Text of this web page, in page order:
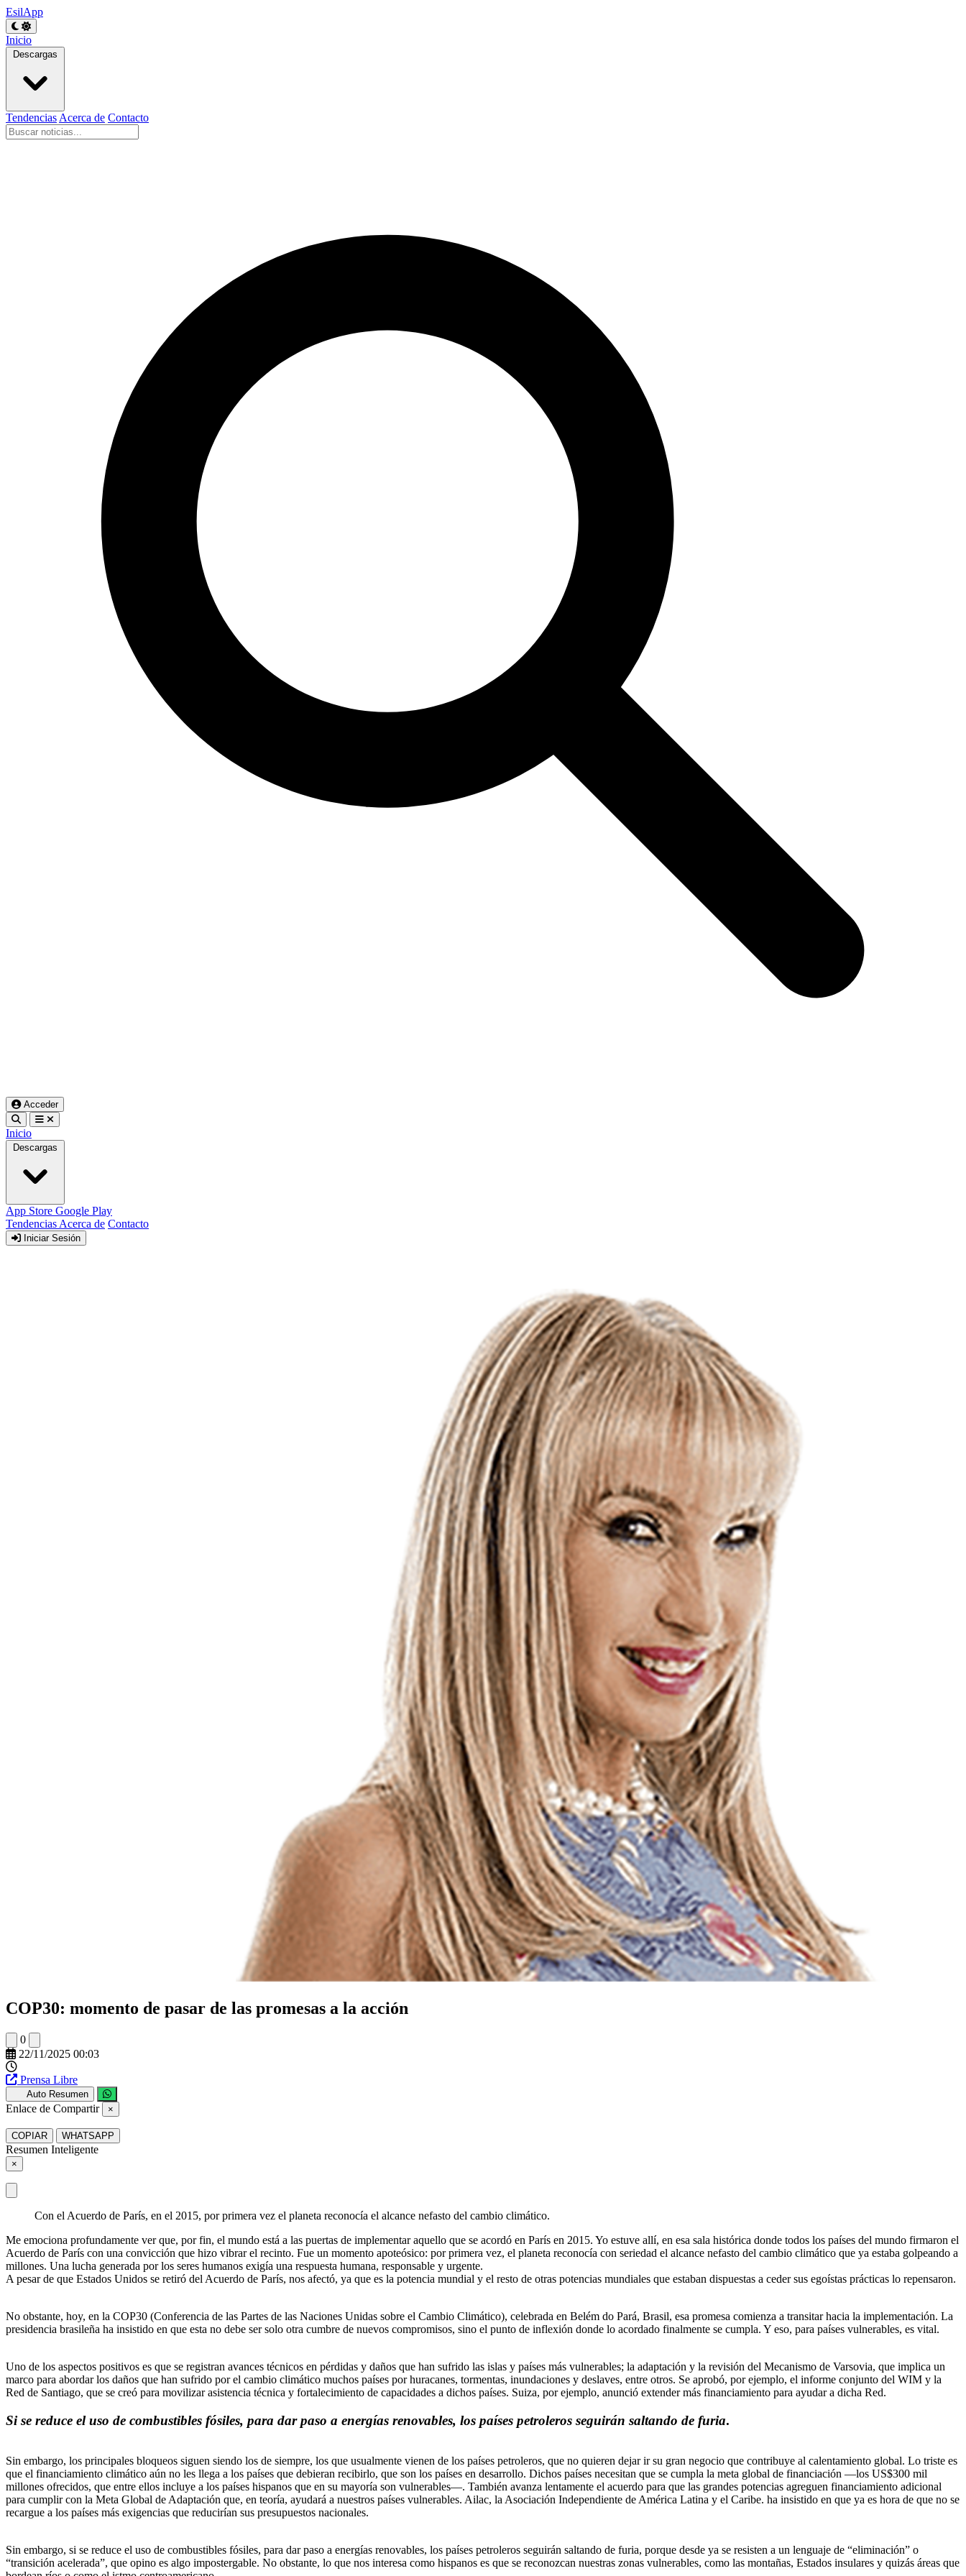
EsilApp
Inicio
Descargas
Tendencias Acerca de Contacto
Acceder
Inicio
Descargas
App Store Google Play
Tendencias Acerca de Contacto
Iniciar Sesión
COP30: momento de pasar de las promesas a la acción
0
22/11/2025 00:03
Prensa Libre
Auto Resumen
Enlace de Compartir ×
COPIAR WHATSAPP
Resumen Inteligente
×
Con el Acuerdo de París, en el 2015, por primera vez el planeta reconocía el alcance nefasto del cambio climático.
Me emociona profundamente ver que, por fin, el mundo está a las puertas de implementar aquello que se acordó en París en 2015. Yo estuve allí, en esa sala histórica donde todos los países del mundo firmaron el
Acuerdo de París con una convicción que hizo vibrar el recinto. Fue un momento apoteósico: por primera vez, el planeta reconocía con seriedad el alcance nefasto del cambio climático que ya estaba golpeando a
millones. Una lucha generada por los seres humanos exigía una respuesta humana, responsable y urgente.
A pesar de que Estados Unidos se retiró del Acuerdo de París, nos afectó, ya que es la potencia mundial y el resto de otras potencias mundiales que estaban dispuestas a ceder sus egoístas prácticas lo repensaron.
No obstante, hoy, en la COP30 (Conferencia de las Partes de las Naciones Unidas sobre el Cambio Climático), celebrada en Belém do Pará, Brasil, esa promesa comienza a transitar hacia la implementación. La
presidencia brasileña ha insistido en que esta no debe ser solo otra cumbre de nuevos compromisos, sino el punto de inflexión donde lo acordado finalmente se cumpla. Y eso, para países vulnerables, es vital.
Uno de los aspectos positivos es que se registran avances técnicos en pérdidas y daños que han sufrido las islas y países más vulnerables; la adaptación y la revisión del Mecanismo de Varsovia, que implica un
marco para abordar los daños que han sufrido por el cambio climático muchos países por huracanes, tormentas, inundaciones y deslaves, entre otros. Se aprobó, por ejemplo, el informe conjunto del WIM y la
Red de Santiago, que se creó para movilizar asistencia técnica y fortalecimiento de capacidades a dichos países. Suiza, por ejemplo, anunció extender más financiamiento para ayudar a dicha Red.
Si se reduce el uso de combustibles fósiles, para dar paso a energías renovables, los países petroleros seguirán saltando de furia.
Sin embargo, los principales bloqueos siguen siendo los de siempre, los que usualmente vienen de los países petroleros, que no quieren dejar ir su gran negocio que contribuye al calentamiento global. Lo triste es
que el financiamiento climático aún no les llega a los países que debieran recibirlo, que son los países en desarrollo. Dichos países necesitan que se cumpla la meta global de financiación —los US$300 mil
millones ofrecidos, que entre ellos incluye a los países hispanos que en su mayoría son vulnerables—. También avanza lentamente el acuerdo para que las grandes potencias agreguen financiamiento adicional
para cumplir con la Meta Global de Adaptación que, en teoría, ayudará a nuestros países vulnerables. Ailac, la Asociación Independiente de América Latina y el Caribe. ha insistido en que ya es hora de que no se
recargue a los países más exigencias que reducirían sus presupuestos nacionales.
Sin embargo, si se reduce el uso de combustibles fósiles, para dar paso a energías renovables, los países petroleros seguirán saltando de furia, porque desde ya se resisten a un lenguaje de “eliminación” o
“transición acelerada”, que opino es algo impostergable. No obstante, lo que nos interesa como hispanos es que se reconozcan nuestras zonas vulnerables, como las montañas, Estados insulares y quizás áreas que